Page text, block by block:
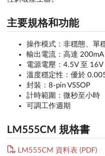
主要規格和功能
操作模式：非穩態、單
輸出電流：高達 200mA
電源電壓：4.5V 至 16V
溫度穩定性：優於
封裝：8-pin VSSOP
計時範圍：微秒至小時
可調工作週期
LM555CM 規格書
LM555CM 資料表 (PDF)